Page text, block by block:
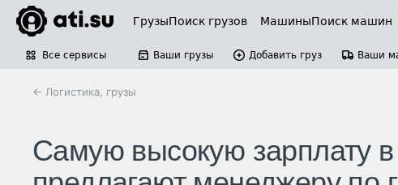
ГрузыПоиск грузов МашиныПоиск машин
Все сервисы Ваши грузы Добавить груз Ваши
← Логистика, грузы
Самую высокую зарплату